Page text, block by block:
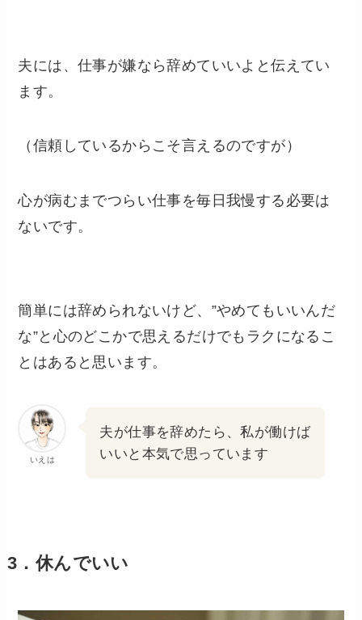
夫には、仕事が嫌なら辞めていいよと伝えてい
ます。
（信頼しているからこそ言えるのですが）
心が病むまでつらい仕事を毎日我慢する必要は
ないです。
簡単には辞められないけど、”やめてもいいんだ
な”と心のどこかで思えるだけでもラクになるこ
とはあると思います。
いえは
夫が仕事を辞めたら、私が働けば
いいと本気で思っています
3．休んでいい